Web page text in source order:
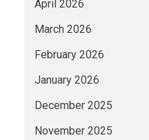
April 2026
March 2026
February 2026
January 2026
December 2025
November 2025